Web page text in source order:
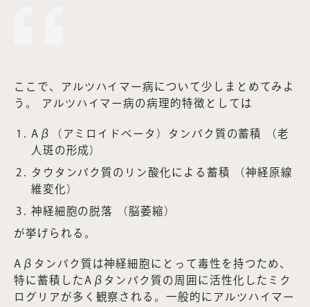
ここで、アルツハイマー病について少しまとめてみよ
う。 アルツハイマー病の病理的特徴としては
Aβ（アミロイドベータ）タンパク質の蓄積 （老
人斑の形成）
タウタンパク質のリン酸化による蓄積 （神経原線
維変化）
神経細胞の脱落 （脳萎縮）
が挙げられる。
Aβタンパク質は神経細胞にとって毒性を持つため、
特に蓄積したAβタンパク質の周囲に活性化したミク
ログリアが多く観察される。一般的にアルツハイマー